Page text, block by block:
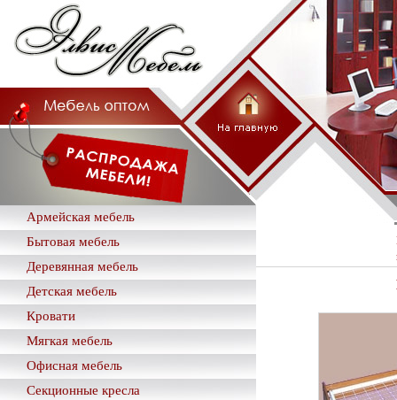
Армейская мебель
Бытовая мебель
Деревянная мебель
Детская мебель
Кровати
Мягкая мебель
Офисная мебель
Секционные кресла